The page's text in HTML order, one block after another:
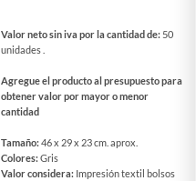
Valor neto sin iva por la cantidad de: 50
unidades .
Agregue el producto al presupuesto para
obtener valor por mayor o menor
cantidad
Tamaño:46 x 29 x 23 cm. aprox.
Colores:Gris
Valor considera: Impresión textil bolsos